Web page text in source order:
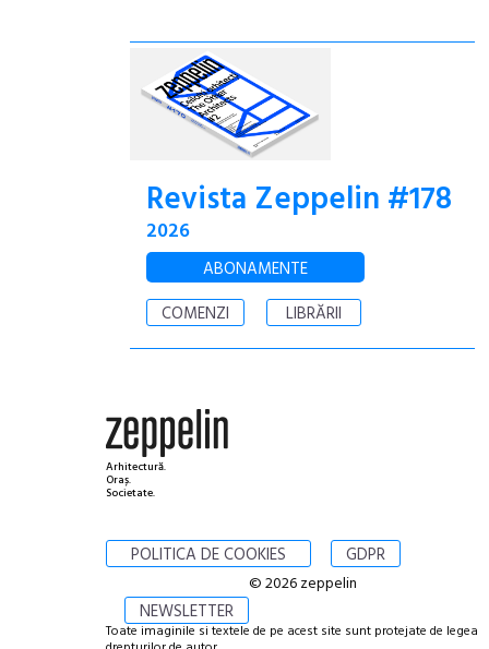
Revista Zeppelin #178
2026
ABONAMENTE
COMENZI
LIBRĂRII
Arhitectură.
Oraș.
Societate.
POLITICA DE COOKIES GDPR
NEWSLETTER
© 2026 zeppelin
Toate imaginile si textele de pe acest site sunt protejate de legea